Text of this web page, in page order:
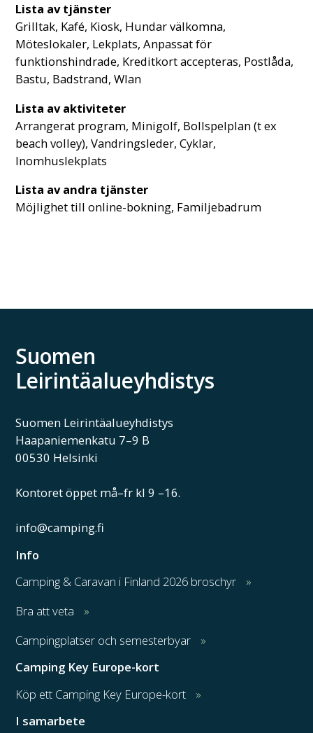
Lista av tjänster
Grilltak, Kafé, Kiosk, Hundar välkomna,
Möteslokaler, Lekplats, Anpassat för
funktionshindrade, Kreditkort accepteras, Postlåda,
Bastu, Badstrand, Wlan
Lista av aktiviteter
Arrangerat program, Minigolf, Bollspelplan (t ex
beach volley), Vandringsleder, Cyklar,
Inomhuslekplats
Lista av andra tjänster
Möjlighet till online-bokning, Familjebadrum
Suomen
Leirintäalueyhdistys
Suomen Leirintäalueyhdistys
Haapaniemenkatu 7–9 B
00530 Helsinki
Kontoret öppet må–fr kl 9 –16.
info@camping.fi
Info
Camping & Caravan i Finland 2026 broschyr
Bra att veta
Campingplatser och semesterbyar
Camping Key Europe-kort
Köp ett Camping Key Europe-kort
I samarbete